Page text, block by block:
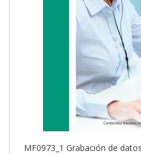
MF0973_1 Grabación de